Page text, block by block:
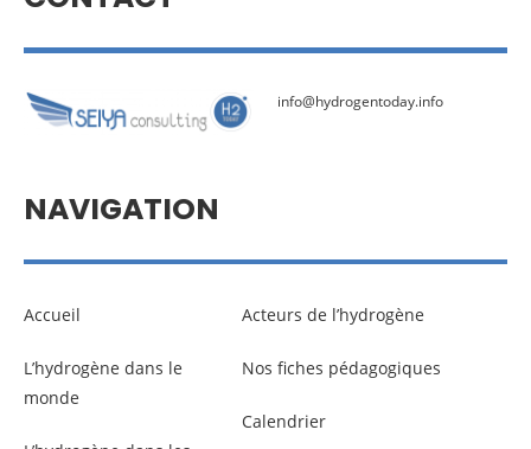
info@hydrogentoday.info
NAVIGATION
Accueil
L’hydrogène dans le
monde
Acteurs de l’hydrogène
Nos fiches pédagogiques
Calendrier